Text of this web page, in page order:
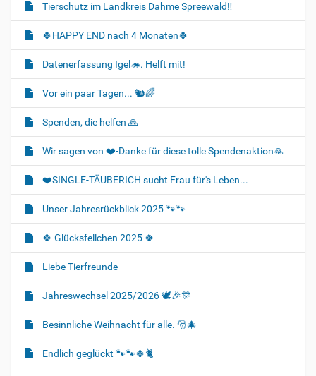
Tierschutz im Landkreis Dahme Spreewald‼️
🍀HAPPY END nach 4 Monaten🍀
Datenerfassung Igel🦔. Helft mit!
Vor ein paar Tagen... 🐿🌈
Spenden, die helfen 🙏
Wir sagen von ❤️-Danke für diese tolle Spendenaktion🙏
❤️SINGLE-TÄUBERICH sucht Frau für's Leben...
Unser Jahresrückblick 2025 🐾🐾
🍀 Glücksfellchen 2025 🍀
Liebe Tierfreunde
Jahreswechsel 2025/2026 🕊🎉🎊
Besinnliche Weihnacht für alle. 🎅🎄
Endlich geglückt 🐾🐾🍀🐈‍